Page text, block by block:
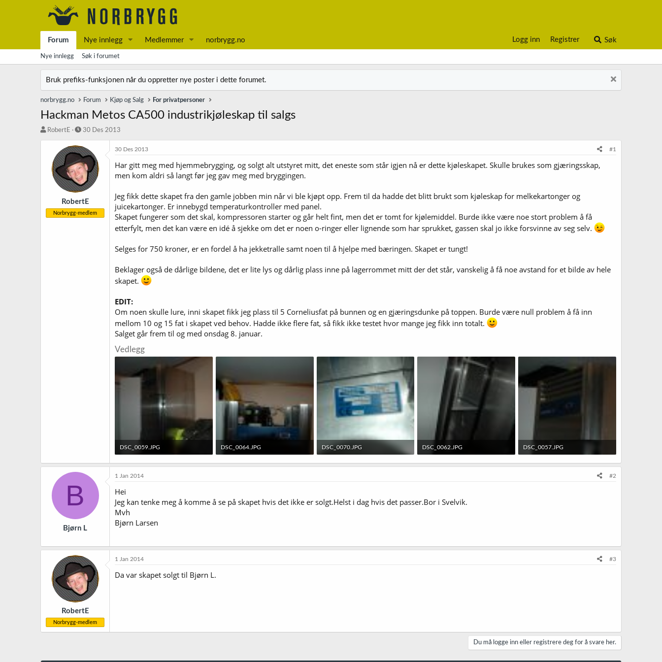
Forum Nye innlegg Medlemmer norbrygg.no Logg inn Registrer Søk
Nye innlegg Søk i forumet
Bruk prefiks-funksjonen når du oppretter nye poster i dette forumet.
norbrygg.no Forum Kjøp og Salg For privatpersoner
Hackman Metos CA500 industrikjøleskap til salgs
T
e
r
RobertE
S
a
r
t
d
a
t
o
30 Des 2013
RobertE
Norbrygg-medlem
30 Des 2013 #1
Har gitt meg med hjemmebrygging, og solgt alt utstyret mitt, det eneste som står igjen nå er dette kjøleskapet. Skulle brukes som gjæringsskap,
men kom aldri så langt før jeg gav meg med bryggingen.
Jeg fikk dette skapet fra den gamle jobben min når vi ble kjøpt opp. Frem til da hadde det blitt brukt som kjøleskap for melkekartonger og
juicekartonger. Er innebygd temperaturkontroller med panel.
Skapet fungerer som det skal, kompressoren starter og går helt fint, men det er tomt for kjølemiddel. Burde ikke være noe stort problem å få
etterfylt, men det kan være en idé å sjekke om det er noen o-ringer eller lignende som har sprukket, gassen skal jo ikke forsvinne av seg selv.
Selges for 750 kroner, er en fordel å ha jekketralle samt noen til å hjelpe med bæringen. Skapet er tungt!
Beklager også de dårlige bildene, det er lite lys og dårlig plass inne på lagerrommet mitt der det står, vanskelig å få noe avstand for et bilde av hele
skapet.
EDIT:
Om noen skulle lure, inni skapet fikk jeg plass til 5 Corneliusfat på bunnen og en gjæringsdunke på toppen. Burde være null problem å få inn
mellom 10 og 15 fat i skapet ved behov. Hadde ikke flere fat, så fikk ikke testet hvor mange jeg fikk inn totalt.
Salget går frem til og med onsdag 8. januar.
Vedlegg
DSC_0059.JPG
141,6 KB · Sett: 465
DSC_0064.JPG
144,5 KB · Sett: 472
DSC_0070.JPG
227,8 KB · Sett: 478
DSC_0062.JPG
139 KB · Sett: 470
DSC_0057.JPG
119,7 KB · Sett: 467
B
Bjørn L
1 Jan 2014 #2
Hei
Jeg kan tenke meg å komme å se på skapet hvis det ikke er solgt.Helst i dag hvis det passer.Bor i Svelvik.
Mvh
Bjørn Larsen
RobertE
Norbrygg-medlem
1 Jan 2014 #3
Da var skapet solgt til Bjørn L.
Du må logge inn eller registrere deg for å svare her.